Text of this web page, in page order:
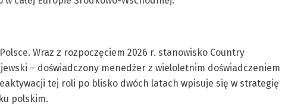
Wraz z rozpoczęciem 2026 r. stanowisko Country
– doświadczony menedżer z wieloletnim doświadczeniem
tej roli po blisko dwóch latach wpisuje się w strategię
polskim.